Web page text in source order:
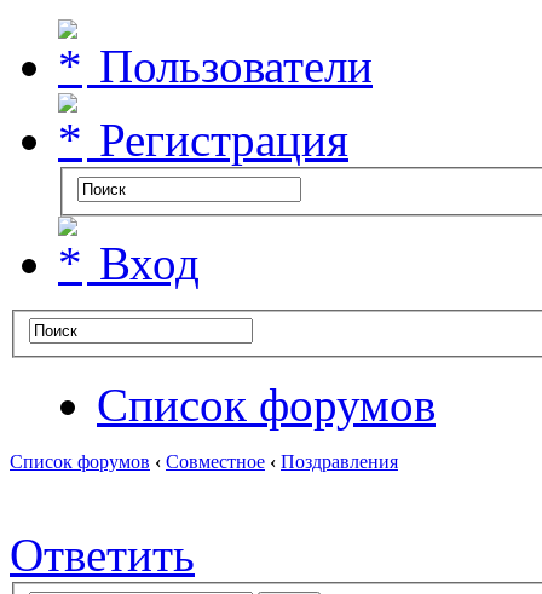
Пользователи
Регистрация
Вход
Список форумов
Список форумов ‹ Совместное ‹ Поздравления
Ответить